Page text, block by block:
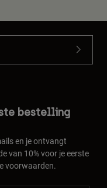
bestelling
en je ontvangt
van 10% voor je eerste
voorwaarden.